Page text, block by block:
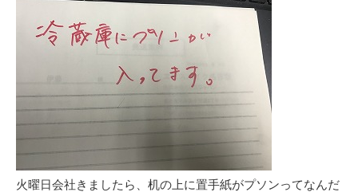
火曜日会社きましたら、机の上に置手紙がプソンってなんだ